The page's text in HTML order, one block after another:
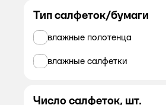
TopGear
WATASHI
White Whale
Тип салфеток/бумаги
влажные полотенца
влажные салфетки
Число салфеток, шт.